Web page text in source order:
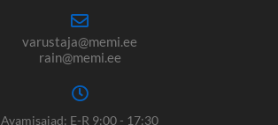
varustaja@memi.ee
rain@memi.ee
Avamisajad: E-R 9:00 - 17:30